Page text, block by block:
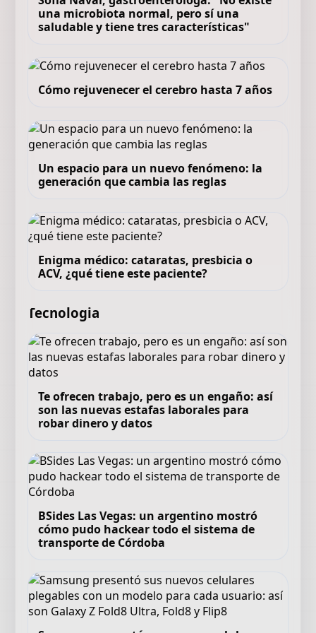
una microbiota normal, pero sí una
saludable y tiene tres características"
Cómo rejuvenecer el cerebro hasta 7 años
Un espacio para un nuevo fenómeno: la
generación que cambia las reglas
Enigma médico: cataratas, presbicia o
ACV, ¿qué tiene este paciente?
Tecnologia
Te ofrecen trabajo, pero es un engaño: así
son las nuevas estafas laborales para
robar dinero y datos
BSides Las Vegas: un argentino mostró
cómo pudo hackear todo el sistema de
transporte de Córdoba